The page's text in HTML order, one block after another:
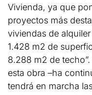
Vivienda, ya que
proyectos más
viviendas de
1.428 m2 de
8.288 m2 de
esta obra –ha
tendrá en marcha